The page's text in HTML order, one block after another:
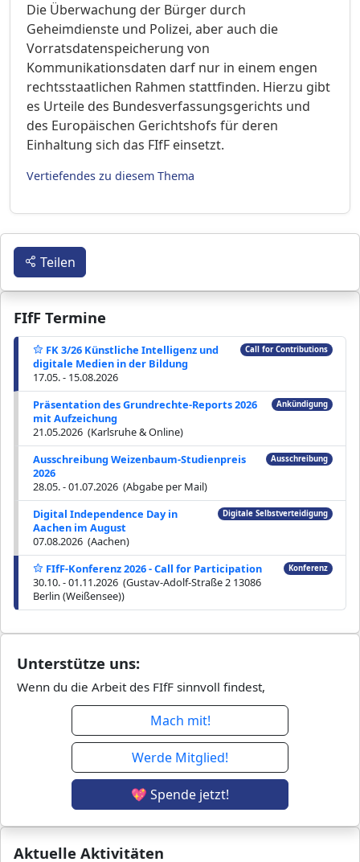
Die Überwachung der Bürger durch
Geheimdienste und Polizei, aber auch die
Vorratsdatenspeicherung von
Kommunikationsdaten darf nur in einem engen
rechtsstaatlichen Rahmen stattfinden. Hierzu gibt
es Urteile des Bundesverfassungsgerichts und
des Europäischen Gerichtshofs für deren
Einhaltung sich das FIfF einsetzt.
Vertiefendes zu diesem Thema
FIfF Termine
FK 3/26 Künstliche Intelligenz und
digitale Medien in der Bildung
17.05. - 15.08.2026
Call for Contributions
Präsentation des Grundrechte-Reports 2026
mit Aufzeichung
21.05.2026 (Karlsruhe & Online)
Ankündigung
Ausschreibung Weizenbaum-Studienpreis
2026
28.05. - 01.07.2026 (Abgabe per Mail)
Ausschreibung
Digital Independence Day in
Aachen im August
07.08.2026 (Aachen)
Digitale Selbstverteidigung
FIfF-Konferenz 2026 - Call for Participation
30.10. - 01.11.2026 (Gustav-Adolf-Straße 2 13086
Berlin (Weißensee))
Konferenz
Aktuelle Aktivitäten
Unterstütze uns:
Wenn du die Arbeit des FIfF sinnvoll findest,
Mach mit!
Werde Mitglied!
💖 Spende jetzt!
Teilen